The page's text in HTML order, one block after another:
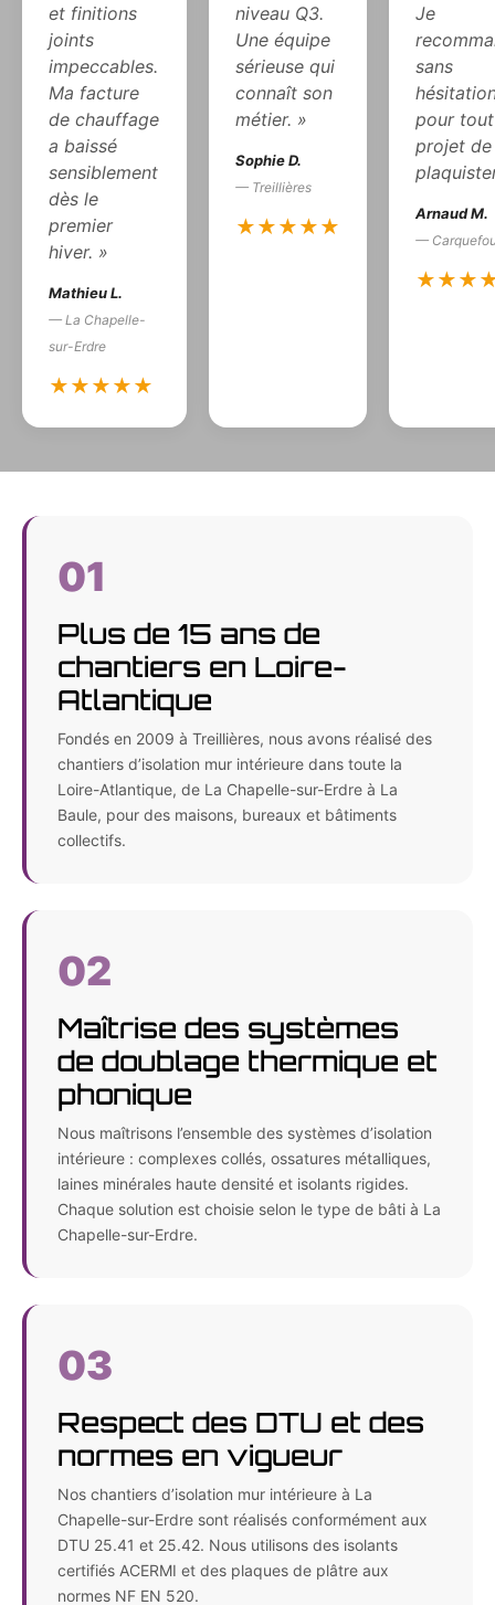
et finitions
joints
impeccables.
Ma facture
de chauffage
a baissé
sensiblement
dès le
premier
hiver. »
Mathieu L.
— La Chapelle-
sur-Erdre
★★★★★
niveau Q3.
Une équipe
sérieuse qui
connaît son
métier. »
Sophie D.
— Treillières
★★★★★
Je
sans
pour tout
projet de
Arnaud M.
—
01
Plus de 15 ans de
chantiers en Loire-
Atlantique
Fondés en 2009 à Treillières, nous avons réalisé des
chantiers d’isolation mur intérieure dans toute la
Loire-Atlantique, de La Chapelle-sur-Erdre à La
Baule, pour des maisons, bureaux et bâtiments
collectifs.
02
Maîtrise des systèmes
de doublage thermique et
phonique
Nous maîtrisons l’ensemble des systèmes d’isolation
intérieure : complexes collés, ossatures métalliques,
laines minérales haute densité et isolants rigides.
Chaque solution est choisie selon le type de bâti à La
Chapelle-sur-Erdre.
03
Respect des DTU et des
normes en vigueur
Nos chantiers d’isolation mur intérieure à La
Chapelle-sur-Erdre sont réalisés conformément aux
DTU 25.41 et 25.42. Nous utilisons des isolants
certifiés ACERMI et des plaques de plâtre aux
normes NF EN 520.